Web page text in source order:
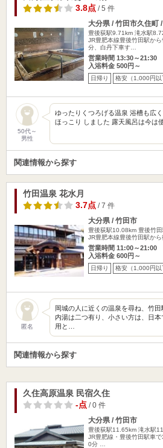
3.8点/ 5 件
大分県 / 竹田市久住町
豊後荻駅9.71km 滝水駅
JR豊肥本線豊後竹田駅か
分、白丹下車す…
営業時間 13:30～21:30
入浴料金 500円～
日帰り 格安（1,000円以
50代～
男性
ゆったりくつろげる温泉 浴槽も広
ほっこり しました 露天風呂は今は
関連情報から探す
竹田温泉 花水月
3.7点/ 7 件
大分県 / 竹田市
豊後荻駅10.08km 豊後竹
JR豊肥本線豊後竹田駅か
営業時間 11:00～21:00
入浴料金 600円～
日帰り 格安（1,000円以
匿名
岡城の人に近くの温泉を尋ね、竹田
内湯は二つ有り、小さい方は、日
用と…
関連情報から探す
久住高原温泉 民宿久住
-点/ 0 件
大分県 / 竹田市
豊後荻駅11.65km 滝水駅
JR豊肥線・豊後竹田駅車
0分 …